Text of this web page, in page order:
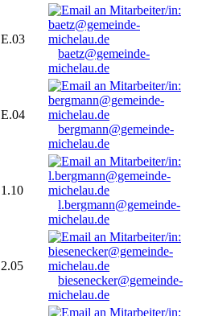
E.03
baetz@gemeinde-
michelau.de
E.04
bergmann@gemeinde-
michelau.de
1.10
l.bergmann@gemeinde-
michelau.de
2.05
biesenecker@gemeinde-
michelau.de